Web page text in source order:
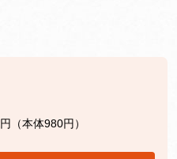
円（本体980円）